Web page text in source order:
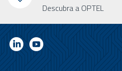
Descubra a OPTEL